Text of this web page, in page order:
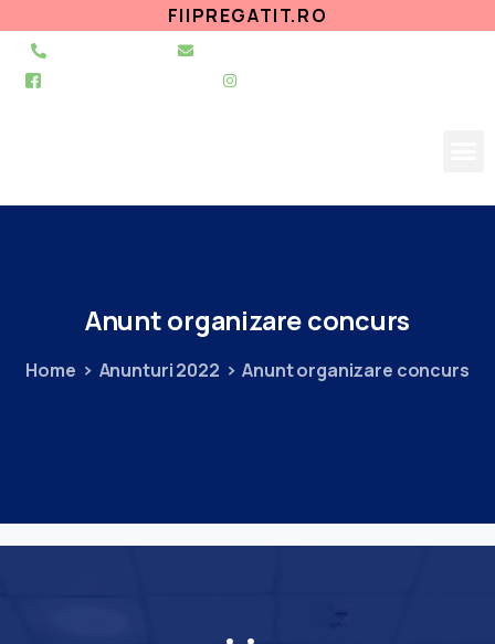
FIIPREGATIT.RO
Anuntorganizareconcurs
Home Anunturi 2022 Anunt organizare concurs